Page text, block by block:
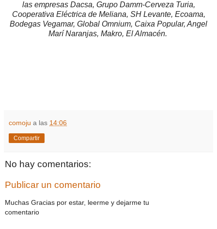
las empresas Dacsa, Grupo Damm-Cerveza Turia,
Cooperativa Eléctrica de Meliana, SH Levante, Ecoama,
Bodegas Vegamar, Global Omnium, Caixa Popular, Angel
Marí Naranjas, Makro, El Almacén.
comoju a las 14:06
Compartir
No hay comentarios:
Publicar un comentario
Muchas Gracias por estar, leerme y dejarme tu
comentario